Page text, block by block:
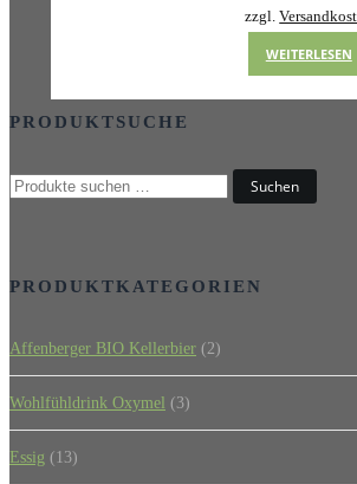
zzgl.
WEITERLESEN
PRODUKTSUCHE
Suchen
PRODUKTKATEGORIEN
Affenberger BIO Kellerbier (2)
Wohlfühldrink Oxymel (3)
Essig (13)